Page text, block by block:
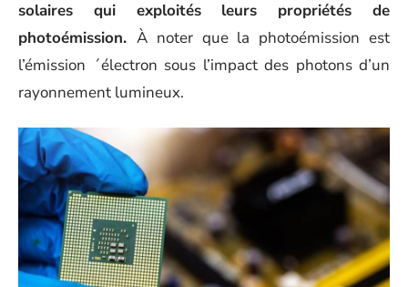
solaires qui exploités leurs propriétés de
photoémission. À noter que la photoémission est
l’émission ´électron sous l’impact des photons d’un
rayonnement lumineux.